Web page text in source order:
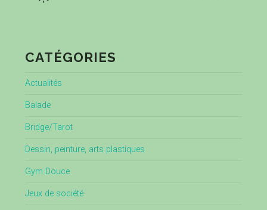
CATÉGORIES
Actualités
Balade
Bridge/Tarot
Dessin, peinture, arts plastiques
Gym Douce
Jeux de société